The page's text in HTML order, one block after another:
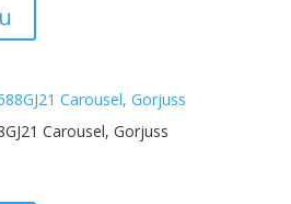
Carousel, Gorjuss